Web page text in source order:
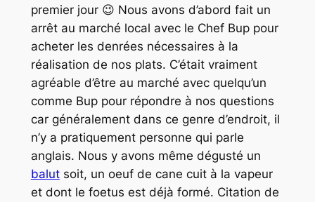
premier jour 😉 Nous avons d’abord fait un
arrêt au marché local avec le Chef Bup pour
acheter les denrées nécessaires à la
réalisation de nos plats. C’était vraiment
agréable d’être au marché avec quelqu’un
comme Bup pour répondre à nos questions
car généralement dans ce genre d’endroit, il
n’y a pratiquement personne qui parle
anglais. Nous y avons même dégusté un
balutsoit, un oeuf de cane cuit à la vapeur
et dont le foetus est déjà formé. Citation de